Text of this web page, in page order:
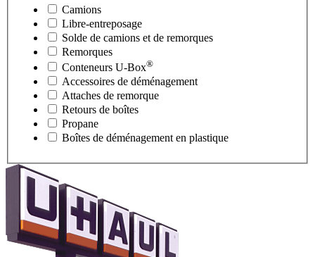
Camions
Libre-entreposage
Solde de camions et de remorques
Remorques
Conteneurs U-Box®
Accessoires de déménagement
Attaches de remorque
Retours de boîtes
Propane
Boîtes de déménagement en plastique